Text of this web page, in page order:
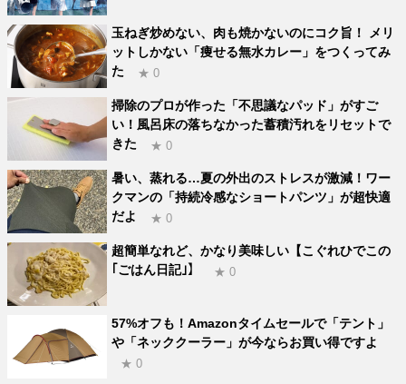
玉ねぎ炒めない、肉も焼かないのにコク旨！ メリ
ットしかない「痩せる無水カレー」をつくってみ
た
★ 0
掃除のプロが作った「不思議なパッド」がすご
い！風呂床の落ちなかった蓄積汚れをリセットで
きた
★ 0
暑い、蒸れる…夏の外出のストレスが激減！ワー
クマンの「持続冷感なショートパンツ」が超快適
だよ
★ 0
超簡単なれど、かなり美味しい【こぐれひでこの
｢ごはん日記｣】
★ 0
57%オフも！Amazonタイムセールで「テント」
や「ネッククーラー」が今ならお買い得ですよ
★ 0